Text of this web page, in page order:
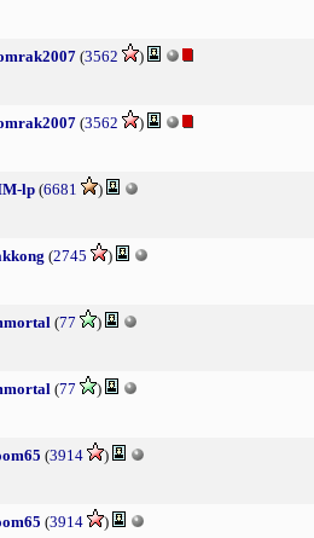
(3562 )
(3562 )
lp (6681 )
(2745 )
(77 )
(77 )
(3914 )
(3914 )